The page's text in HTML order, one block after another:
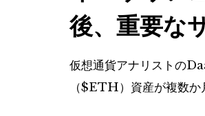
後、重要な
仮想通貨アナリストの
（$ETH）資産が複数か